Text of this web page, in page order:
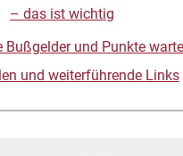
– das ist wichtig
Bußgelder und Punkte
und weiterführende Links